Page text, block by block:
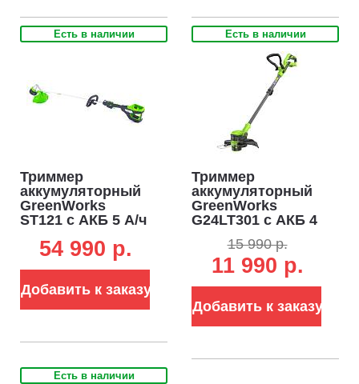
Есть в наличии
Триммер
аккумуляторный
GreenWorks
ST121 с АКБ 5 А/ч
1.2 кВт, леска 2.4
мм, D-рукоятка,
54 990 p.
Добавить к заказу
Есть в наличии
Триммер
аккумуляторный
GreenWorks
G24LT301 с АКБ 4
24В, леска 1.65 мм
один выход +
пласт. нож,
телескопическая
штанга, 2.4 кг)
15 990 р.
11 990 р.
Добавить к заказу
Есть в наличии